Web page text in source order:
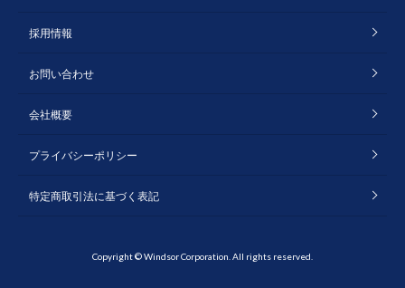
採用情報
お問い合わせ
会社概要
プライバシーポリシー
特定商取引法に基づく表記
Copyright © Windsor Corporation. All rights reserved.